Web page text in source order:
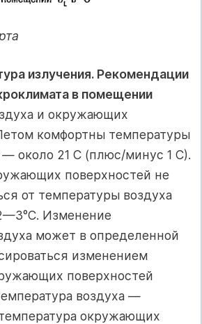
излучения. Рекомендации
в помещении
и окружающих
комфортны температуры
около 21 С (плюс/минус 1 С).
поверхностей не
от температуры воздуха
Изменение
может в определенной
изменением
поверхностей
воздуха —
окружающих